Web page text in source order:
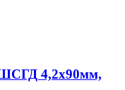
ШСГД 4,2х90мм,